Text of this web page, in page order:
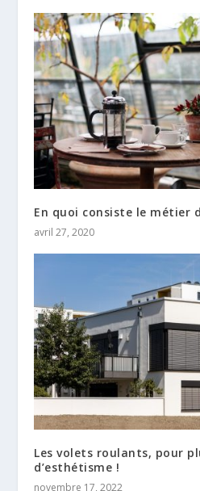
En quoi consiste le métier
avril 27, 2020
Les volets roulants, pour
d’esthétisme !
novembre 17, 2022